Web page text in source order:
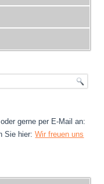
gerne per E-Mail an:
Sie hier:Wir freuen uns